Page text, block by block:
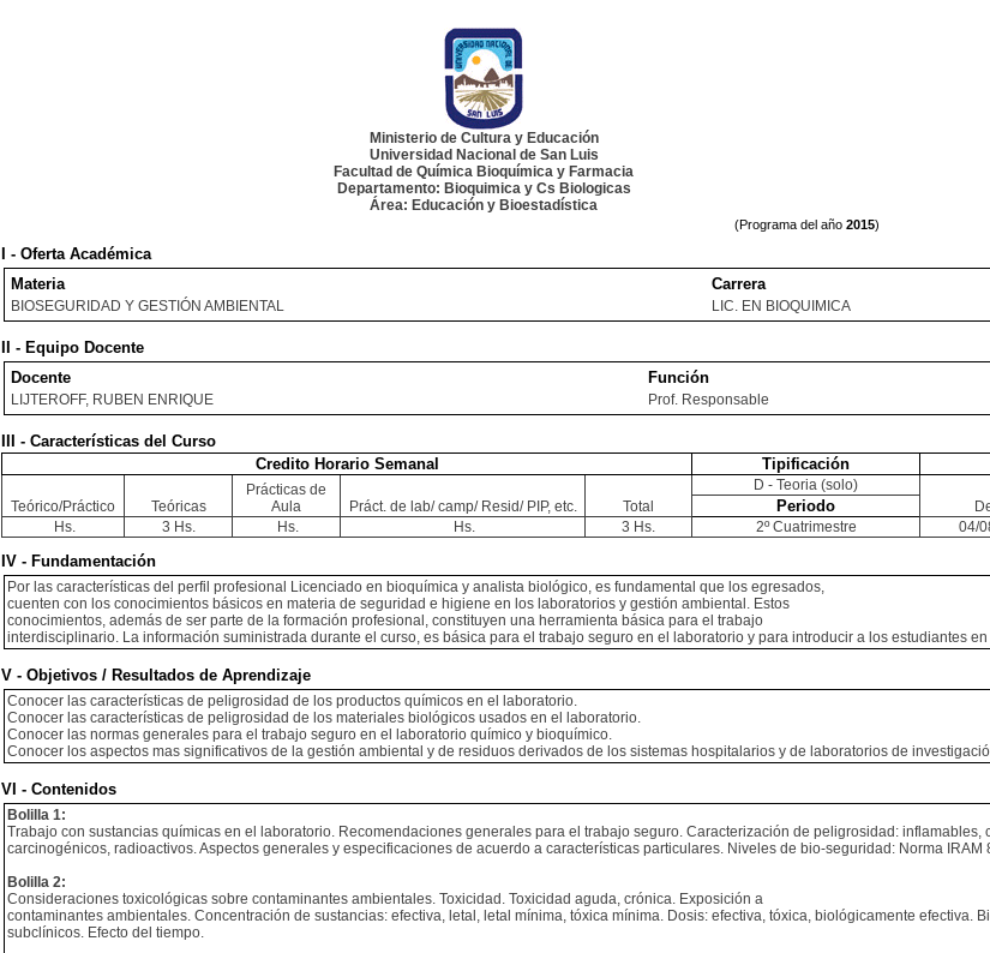
Ministerio de Cultura y Educación
Universidad Nacional de San Luis
Facultad de Química Bioquímica y Farmacia
Departamento: Bioquimica y Cs Biologicas
Área: Educación y Bioestadística
(Programa del año 2015)
I - Oferta Académica
Materia
Carrera
BIOSEGURIDAD Y GESTIÓN AMBIENTAL LIC. EN BIOQUIMICA
II - Equipo Docente
Docente
Función
LIJTEROFF, RUBEN ENRIQUE Prof. Responsable
III - Características del Curso
Credito Horario Semanal
Tipificación
Teórico/Práctico Teóricas
Prácticas de
Aula
Práct. de lab/ camp/ Resid/ PIP, etc. Total
D - Teoria (solo)
Periodo
Hs. 3 Hs. Hs. Hs. 3 Hs. 2º Cuatrimestre 04/
IV - Fundamentación
Por las características del perfil profesional Licenciado en bioquímica y analista biológico, es fundamental que los egresados,
cuenten con los conocimientos básicos en materia de seguridad e higiene en los laboratorios y gestión ambiental. Estos
conocimientos, además de ser parte de la formación profesional, constituyen una herramienta básica para el trabajo
interdisciplinario. La información suministrada durante el curso, es básica para el trabajo seguro en el laboratorio y para introducir a los estudiantes
V - Objetivos / Resultados de Aprendizaje
Conocer las características de peligrosidad de los productos químicos en el laboratorio.
Conocer las características de peligrosidad de los materiales biológicos usados en el laboratorio.
Conocer las normas generales para el trabajo seguro en el laboratorio químico y bioquímico.
Conocer los aspectos mas significativos de la gestión ambiental y de residuos derivados de los sistemas hospitalarios y de laboratorios de
VI - Contenidos
Bolilla 1:
Trabajo con sustancias químicas en el laboratorio. Recomendaciones generales para el trabajo seguro. Caracterización de peligrosidad:
carcinogénicos, radioactivos. Aspectos generales y especificaciones de acuerdo a características particulares. Niveles de bio-seguridad: Norma IRAM
Bolilla 2:
Consideraciones toxicológicas sobre contaminantes ambientales. Toxicidad. Toxicidad aguda, crónica. Exposición a
contaminantes ambientales. Concentración de sustancias: efectiva, letal, letal mínima, tóxica mínima. Dosis: efectiva, tóxica, biológicamente efectiva.
subclínicos. Efecto del tiempo.